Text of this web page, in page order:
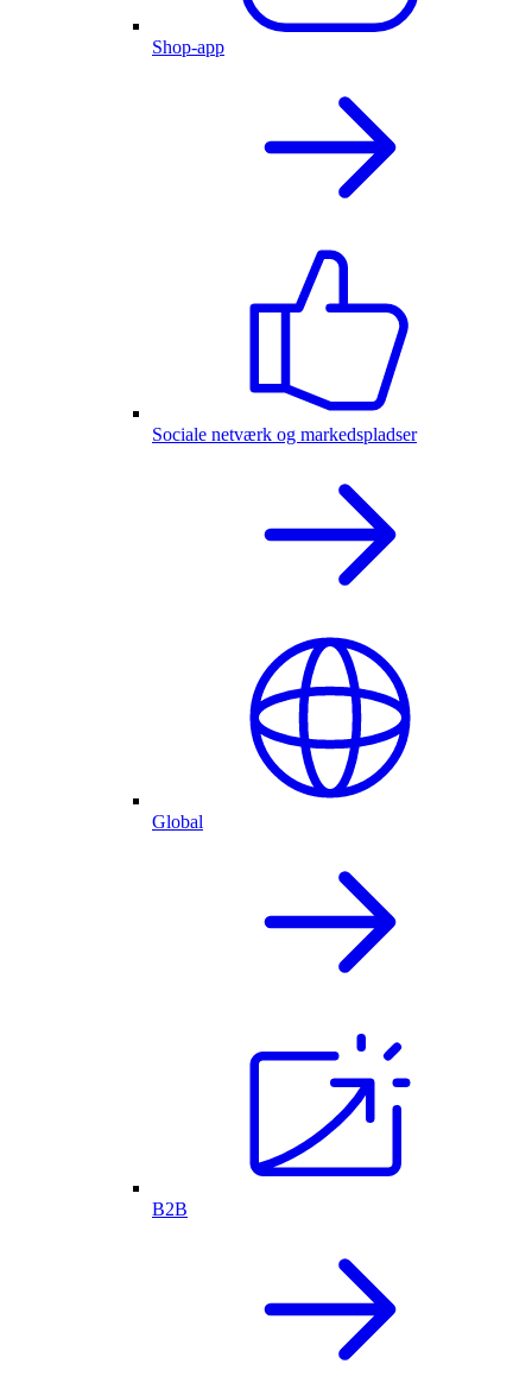
Shop-app
Sociale netværk og markedspladser
Global
B2B